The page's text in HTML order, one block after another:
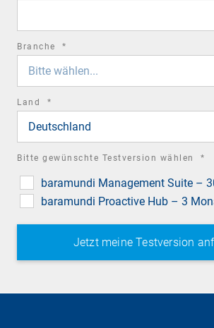
Branche *
Bitte wählen...
Land *
Deutschland
Bitte gewünschte Testversion wählen *
baramundi Management Suite –
baramundi Proactive Hub – 3